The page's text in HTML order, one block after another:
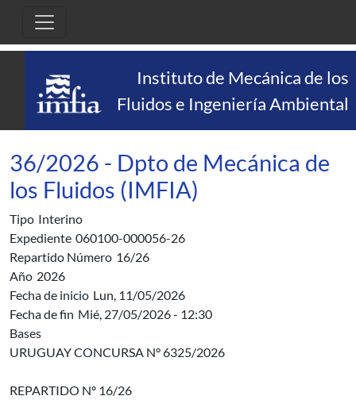
Instituto de Mecánica de los
Fluidos e Ingeniería Ambiental
36/2026 - Dpto de Mecánica de
los Fluidos (IMFIA)
Tipo Interino
Expediente 060100-000056-26
Repartido Número 16/26
Año 2026
Fecha de inicio Lun, 11/05/2026
Fecha de fin Mié, 27/05/2026 - 12:30
Bases
URUGUAY CONCURSA N° 6325/2026
REPARTIDO Nº 16/26